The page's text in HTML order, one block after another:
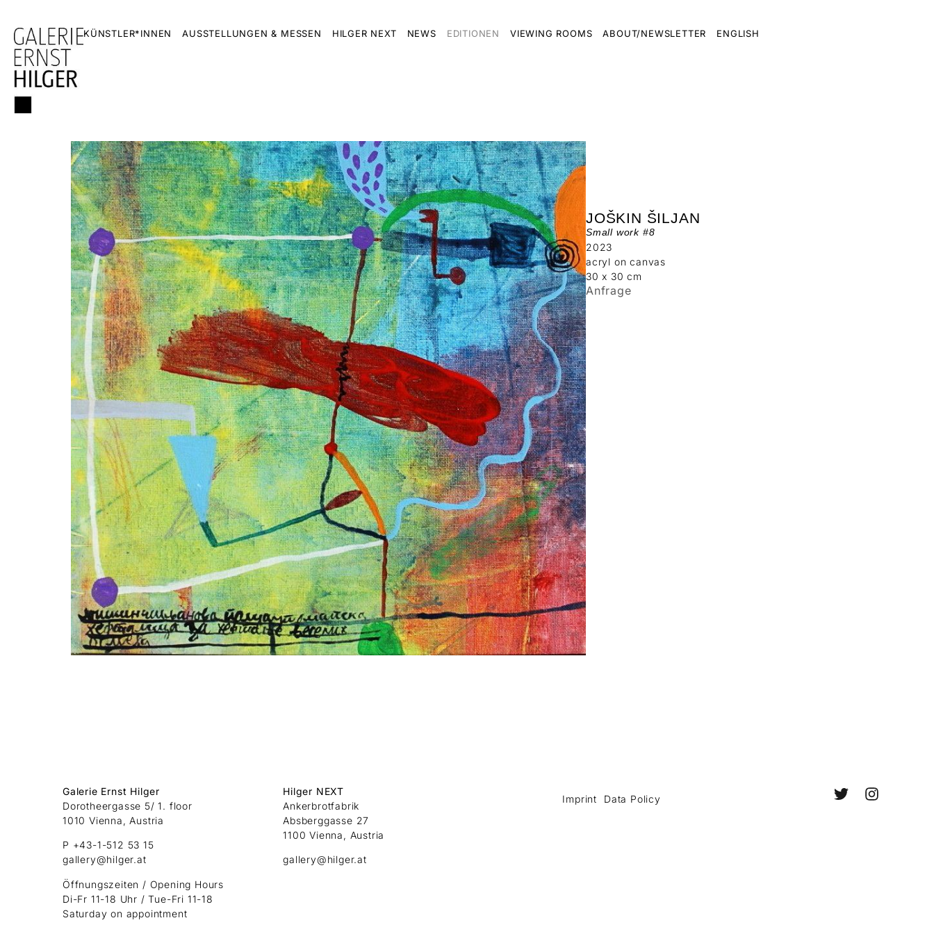
KÜNSTLER*INNEN AUSSTELLUNGEN & MESSEN HILGER NEXT NEWS EDITIONEN VIEWING ROOMS ABOUT/NEWSLETTER ENGLISH
JOŠKIN ŠILJAN
Small work #8
2023
acryl on canvas
30 x 30 cm
Anfrage
Galerie Ernst Hilger
Dorotheergasse 5/ 1. floor
1010 Vienna, Austria
P +43-1-512 53 15
gallery@hilger.at
Öffnungszeiten / Opening Hours
Di-Fr 11-18 Uhr / Tue-Fri 11-18
Saturday on appointment
Hilger NEXT
Ankerbrotfabrik
Absberggasse 27
1100 Vienna, Austria
gallery@hilger.at
Imprint Data Policy